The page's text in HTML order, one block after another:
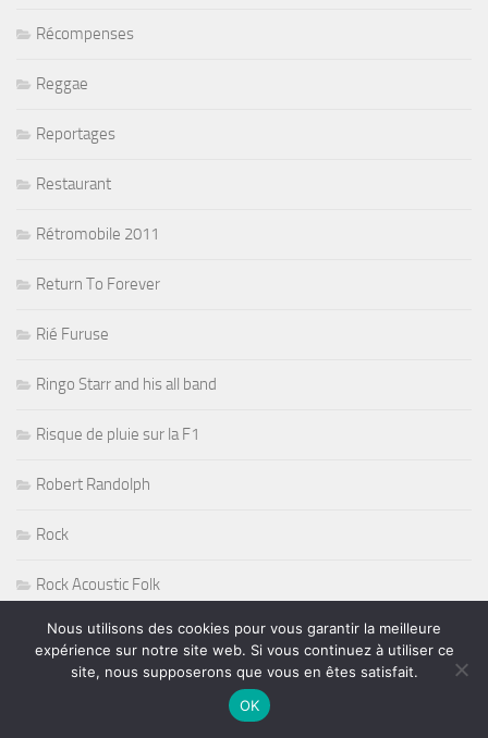
Récompenses
Reggae
Reportages
Restaurant
Rétromobile 2011
Return To Forever
Rié Furuse
Ringo Starr and his all band
Risque de pluie sur la F1
Robert Randolph
Rock
Rock Acoustic Folk
Rock Blues
Rock Guitare
Nous utilisons des cookies pour vous garantir la meilleure
expérience sur notre site web. Si vous continuez à utiliser ce
site, nous supposerons que vous en êtes satisfait.
OK